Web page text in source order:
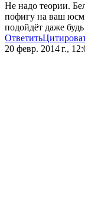
Не надо теории.
пофигу на ваш юсм
подойдёт даже
Ответить
20 февр. 2014 г.,